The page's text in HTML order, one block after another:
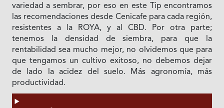
variedad a sembrar, por eso en este Tip encontramos
las recomendaciones desde Cenicafe para cada región,
resistentes a la ROYA, y al CBD. Por otra parte;
tenemos la densidad de siembra, para que la
rentabilidad sea mucho mejor, no olvidemos que para
que tengamos un cultivo exitoso, no debemos dejar
de lado la acidez del suelo. Más agronomía, más
productividad.